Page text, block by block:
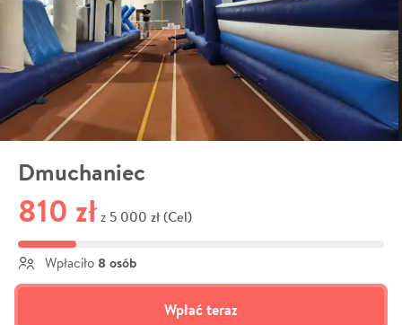
Dmuchaniec
810 zł z 5 000 zł (Cel)
Wpłaciło 8 osób
Wpłać teraz